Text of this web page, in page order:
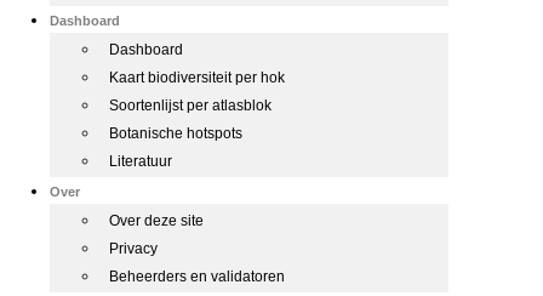
Dashboard
Dashboard
Kaart biodiversiteit per hok
Soortenlijst per atlasblok
Botanische hotspots
Literatuur
Over
Over deze site
Privacy
Beheerders en validatoren